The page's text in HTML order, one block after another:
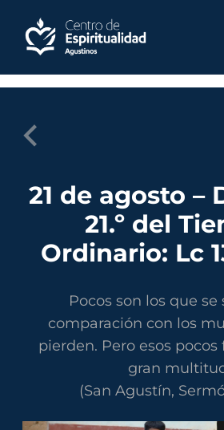
21 de agosto –
21.º del
Ordinario: Lc
Pocos son los que se
comparación con los
pierden. Pero esos
gran
(San Agustín,